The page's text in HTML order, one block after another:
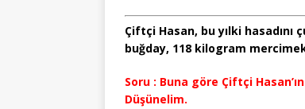
Çiftçi Hasan, bu yılki
buğday, 118 kilogram
Soru : Buna göre Çiftçi
Düşünelim.